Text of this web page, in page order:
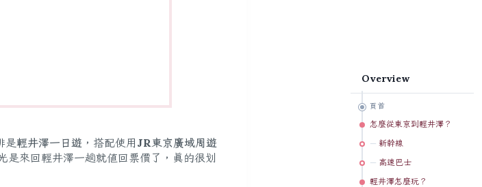
是輕井澤一日遊 ，搭配使用 JR東京廣域周遊
是來回輕井澤一趟就值回票價了，真的很划
Overview
頁首
怎麼從東京到輕井澤？
新幹線
高速巴士
輕井澤怎麼玩？